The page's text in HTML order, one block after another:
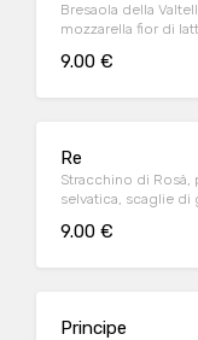
Bresaola della
mozzarella fior di
9.00 €
Re
Stracchino di Rosà,
selvatica, scaglie di
9.00 €
Principe